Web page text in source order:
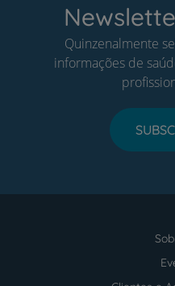
Quinzenalmente
informações de